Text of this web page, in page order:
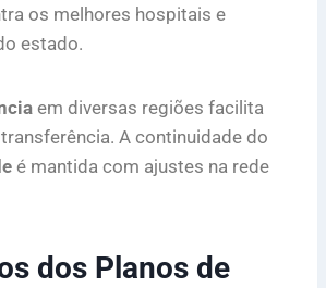
os melhores hospitais e
estado.
em diversas regiões facilita
A continuidade do
é mantida com ajustes na rede
dos Planos de